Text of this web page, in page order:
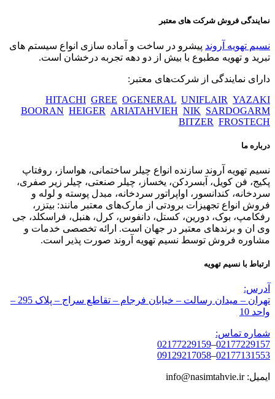
نمایندگی فروش شرکت های معتبر
نسیم تهویه آروند پیشرو در ساخت و آماده سازی انواع سیستم های
تبرید و تهویه مطبوع با بیش از دو دهه تجربه درخشان است.
دارای نمایندگی از شرکت‌های معتبر:
HITACHI GREE OGENERAL UNIFLAIR YAZAKI
BOORAN HEIGER ARIATAHVIEH NIK SARDOGARM
BITZER FROSTECH
درباره ما
نسیم تهویه آروند سازنده انواع چیلر ساختمانی، هواساز، روفتاپ
پکیج، فن کویل، آبسردکن، یخساز، چیلر صنعتی، چیلر زیر صفری،
سردخانه، کندانسور، اواپراتور سردخانه، مبدل پوسته و لوله و
فروش انواع تجهیزات برودتی از مارک‌های معتبر مانند: بیتزر،
رفکامپ، بوک، دورین، کستل، دانفوس، کرل، هنبل، فراسکلد، جی
وی ان و برندهای معتبر در جهان است. ارائه تخصصی خدمات و
مشاوره فروش توسط نسیم تهویه آروند صورت پذیر است.
ارتباط با نسیم تهویه
آدرس:
تهران – میدان رسالت – خیابان فرجام – تقاطع سراج – پلاک 295 –
واحد 10
شماره تماس:
02177229157
–
02177229159
02177131553
–
09129217058
ایمیل: info@nasimtahvie.ir